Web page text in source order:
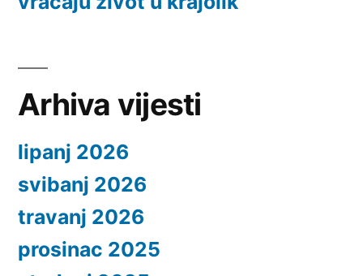
Arhiva vijesti
lipanj 2026
svibanj 2026
travanj 2026
prosinac 2025